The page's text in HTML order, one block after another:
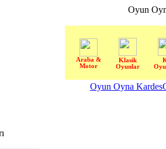
Oyun
Araba &
Motor
Klasik
Oyunlar
Oyun Oyna